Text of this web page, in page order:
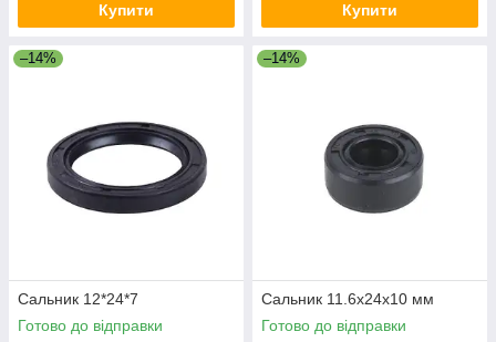
Купити Купити
–14%
Сальник 12*24*7
Готово до відправки
–14%
Сальник 11.6x24x10 мм
Готово до відправки